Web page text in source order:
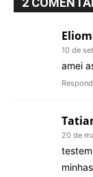
10 de
amei
20 de